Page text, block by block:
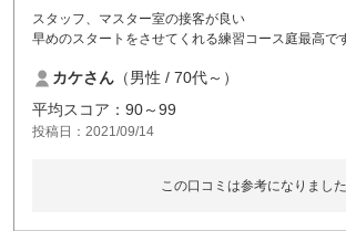
スタッフ、マスター室の接客が良い
早めのスタートをさせてくれる練習コース庭最高で
カケさん （男性 / 70代～）
平均スコア：90～99
投稿日：2021/09/14
この口コミは参考になりまし